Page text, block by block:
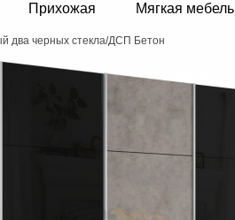
Прихожая Мягкая мебель
два черных стекла/ДСП Бетон